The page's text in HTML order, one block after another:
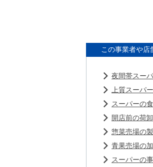
この事業者や店
夜間帯スー
上質スーパ
スーパーの
開店前の荷
惣菜売場の
青果売場の
スーパーの